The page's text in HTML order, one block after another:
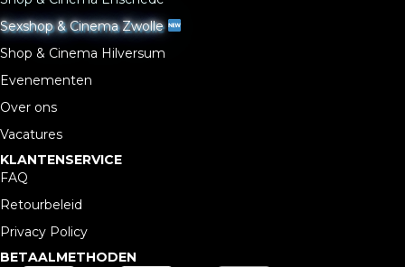
Sexshop & Cinema Zwolle
Shop & Cinema Hilversum
Evenementen
Over ons
Vacatures
KLANTENSERVICE
FAQ
Retourbeleid
Privacy Policy
BETAALMETHODEN